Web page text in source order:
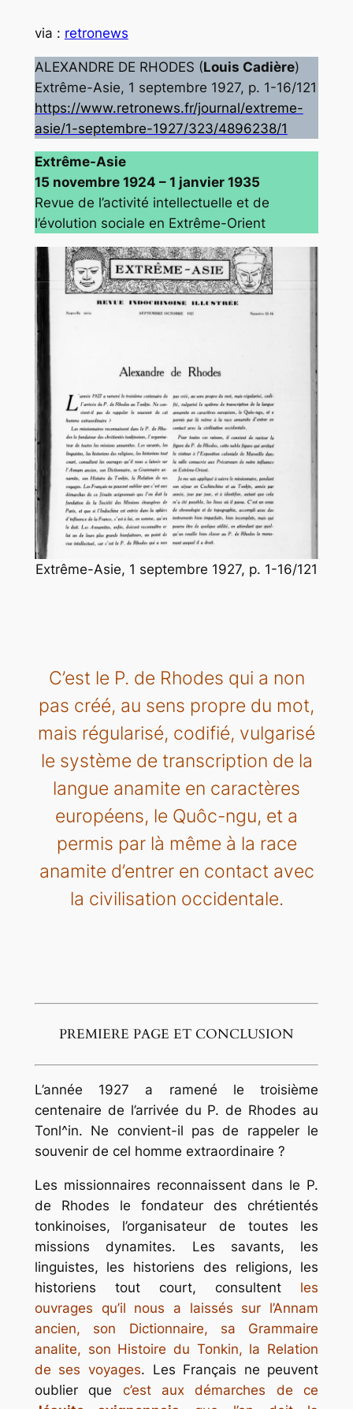
via : retronews
ALEXANDRE DE RHODES (Louis Cadière)
Extrême-Asie, 1 septembre 1927, p. 1-16/121
https://www.retronews.fr/journal/extreme-
asie/1-septembre-1927/323/4896238/1
Extrême-Asie
15 novembre 1924 – 1 janvier 1935
Revue de l’activité intellectuelle et de
l’évolution sociale en Extrême-Orient
Extrême-Asie, 1 septembre 1927, p. 1-16/121
C’est le P. de Rhodes qui a non
pas créé, au sens propre du mot,
mais régularisé, codifié, vulgarisé
le système de transcription de la
langue anamite en caractères
européens, le Quôc-ngu, et a
permis par là même à la race
anamite d’entrer en contact avec
la civilisation occidentale.
PREMIERE PAGE ET CONCLUSION
L’année 1927 a ramené le troisième
centenaire de l’arrivée du P. de Rhodes au
Tonl^in. Ne convient-il pas de rappeler le
souvenir de cel homme extraordinaire ?
Les missionnaires reconnaissent dans le P.
de Rhodes le fondateur des chrétientés
tonkinoises, l’organisateur de toutes les
missions dynamites. Les savants, les
linguistes, les historiens des religions, les
historiens tout court, consultent les
ouvrages qu’il nous a laissés sur l’Annam
ancien, son Dictionnaire, sa Grammaire
analite, son Histoire du Tonkin, la Relation
de ses voyages. Les Français ne peuvent
oublier que c’est aux démarches de ce